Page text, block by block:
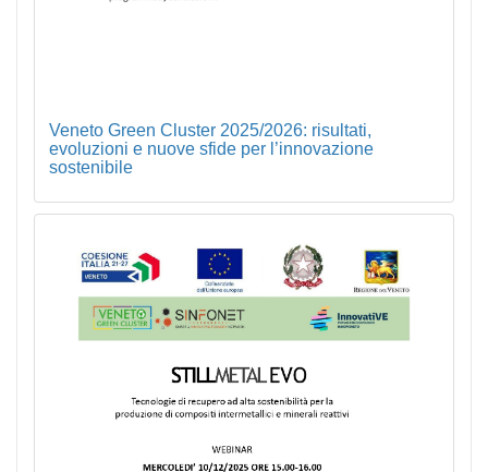
Veneto Green Cluster 2025/2026: risultati,
evoluzioni e nuove sfide per l’innovazione
sostenibile